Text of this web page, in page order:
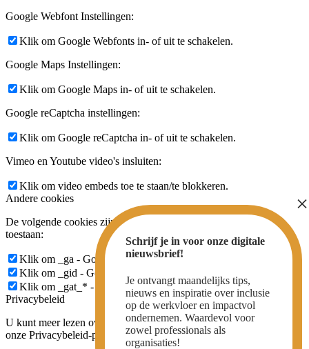
Google Webfont Instellingen:
Klik om Google Webfonts in- of uit te schakelen.
Google Maps Instellingen:
Klik om Google Maps in- of uit te schakelen.
Google reCaptcha instellingen:
Klik om Google reCaptcha in- of uit te schakelen.
Vimeo en Youtube video's insluiten:
Klik om video embeds toe te staan/te blokkeren.
Andere cookies
De volgende cookies zijn ook nodig - U kunt kiezen of u ze wilt
toestaan:
Klik om _ga - Google Analytics Cookie in/uit te schakelen.
Klik om _gid - Google Analytics Cookie in/uit te schakelen.
Klik om _gat_* - Google Analytics Cookie in/uit te schakelen.
Privacybeleid
U kunt meer lezen over onze cookies en privacy-instellingen op
onze Privacybeleid-pagina.
Schrijf je in voor onze digitale
nieuwsbrief!
Je ontvangt maandelijks tips,
nieuws en inspiratie over inclusie
op de werkvloer en impactvol
ondernemen. Waardevol voor
zowel professionals als
organisaties!